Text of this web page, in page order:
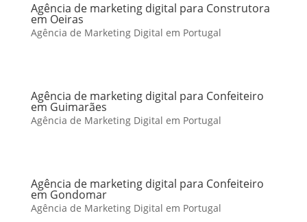
Agência de marketing digital para Construtora
em Oeiras
Agência de Marketing Digital em Portugal
Agência de marketing digital para Confeiteiro
em Guimarães
Agência de Marketing Digital em Portugal
Agência de marketing digital para Confeiteiro
em Gondomar
Agência de Marketing Digital em Portugal